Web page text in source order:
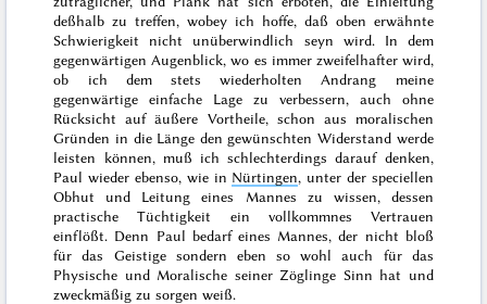
deßhalb zu treffen, wobey ich hoffe, daß oben erwähnte
Schwierigkeit nicht unüberwindlich seyn wird. In dem
gegenwärtigen Augenblick, wo es immer zweifelhafter wird,
ob ich dem stets wiederholten Andrang meine
gegenwärtige einfache Lage zu verbessern, auch ohne
Rücksicht auf äußere Vortheile, schon aus moralischen
Gründen in die Länge den gewünschten Widerstand werde
leisten können, muß ich schlechterdings darauf denken,
Paul wieder ebenso, wie in Nürtingen, unter der speciellen
Obhut und Leitung eines Mannes zu wissen, dessen
practische Tüchtigkeit ein vollkommnes Vertrauen
einflößt. Denn Paul bedarf eines Mannes, der nicht bloß
für das Geistige sondern eben so wohl auch für das
Physische und Moralische seiner Zöglinge Sinn hat und
zweckmäßig zu sorgen weiß.